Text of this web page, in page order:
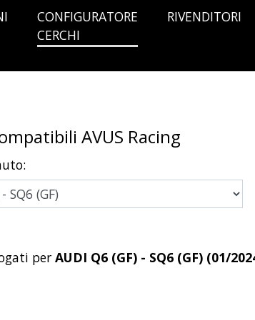
CONFIGURATORE
CERCHI
RIVENDITORI
AVUS Racing
per AUDI Q6 (GF) - SQ6 (GF) (01/